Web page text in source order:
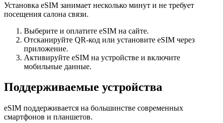
Установка eSIM занимает несколько минут и не требует
посещения салона связи.
Выберите и оплатите eSIM на сайте.
Отсканируйте QR-код или установите eSIM через
приложение.
Активируйте eSIM на устройстве и включите
мобильные данные.
Поддерживаемые устройства
eSIM поддерживается на большинстве современных
смартфонов и планшетов.